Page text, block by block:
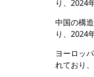
り、2024
中国の構
り、2024
ヨーロッ
れており